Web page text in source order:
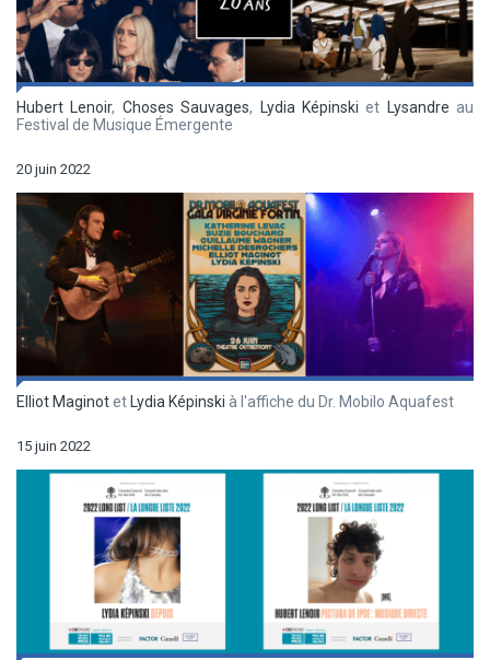
Hubert Lenoir, Choses Sauvages, Lydia Képinski et Lysandre au
Festival de Musique Émergente
20 juin 2022
Elliot Maginotet Lydia Képinski à l'affiche du Dr. Mobilo Aquafest
15 juin 2022